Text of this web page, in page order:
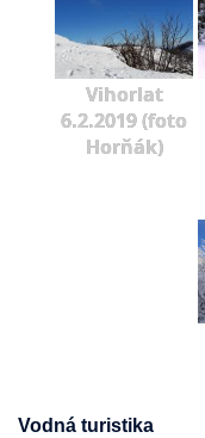
Vihorlat
6.2.2019 (foto
Horňák)
Vodná turistika